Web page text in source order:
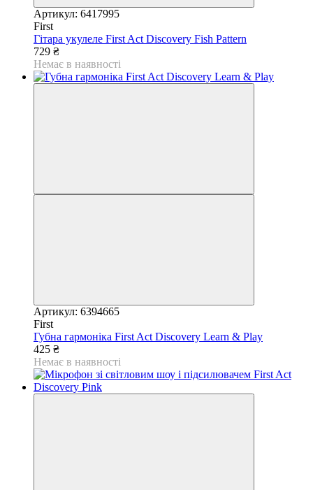
Артикул: 6417995
First
Гітара укулеле First Act Discovery Fish Pattern
729 ₴
Немає в наявності
Артикул: 6394665
First
Губна гармоніка First Act Discovery Learn & Play
425 ₴
Немає в наявності